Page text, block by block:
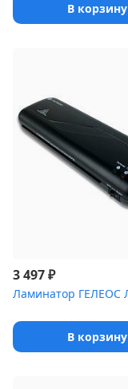
В корзину
3 497₽
В корзину